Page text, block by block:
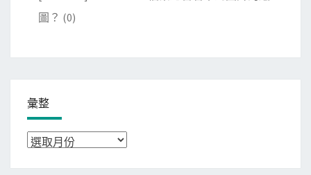
圖？ (0)
彙整
彙